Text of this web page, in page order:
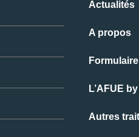
Actualités
A propos
L’AFUE
Autres